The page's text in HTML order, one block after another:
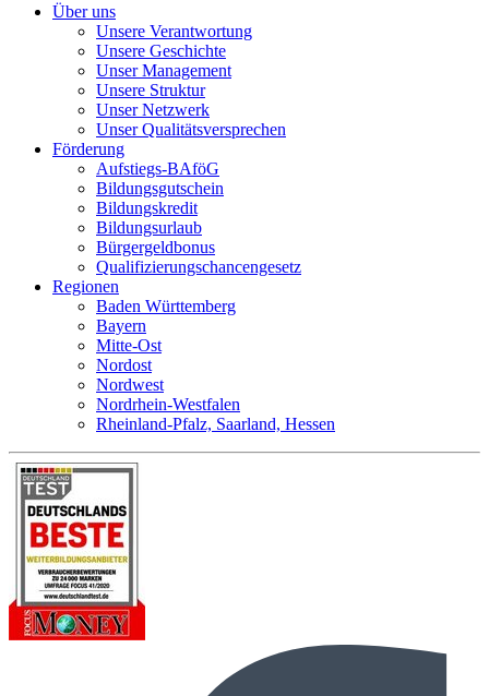
Über uns
Unsere Verantwortung
Unsere Geschichte
Unser Management
Unsere Struktur
Unser Netzwerk
Unser Qualitätsversprechen
Förderung
Aufstiegs-BAföG
Bildungsgutschein
Bildungskredit
Bildungsurlaub
Bürgergeldbonus
Qualifizierungschancengesetz
Regionen
Baden Württemberg
Bayern
Mitte-Ost
Nordost
Nordwest
Nordrhein-Westfalen
Rheinland-Pfalz, Saarland, Hessen